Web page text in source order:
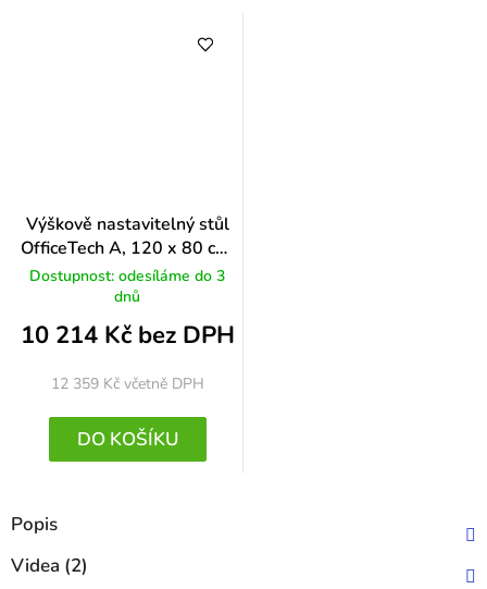
Výškově nastavitelný stůl
OfficeTech A, 120 x 80 cm,
šedá podnož, třešeň
Dostupnost: odesíláme do 3
dnů
10 214 Kč bez DPH
12 359 Kč včetně DPH
DO KOŠÍKU
Popis
Videa (2)